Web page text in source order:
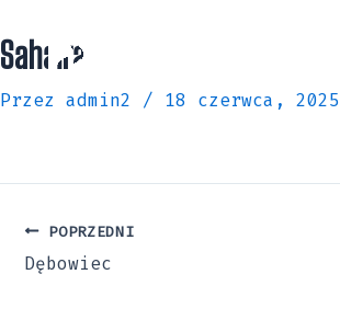
do
treści
Sahaira
Przez admin2 / 18 czerwca, 2025
POPRZEDNI
Dębowiec